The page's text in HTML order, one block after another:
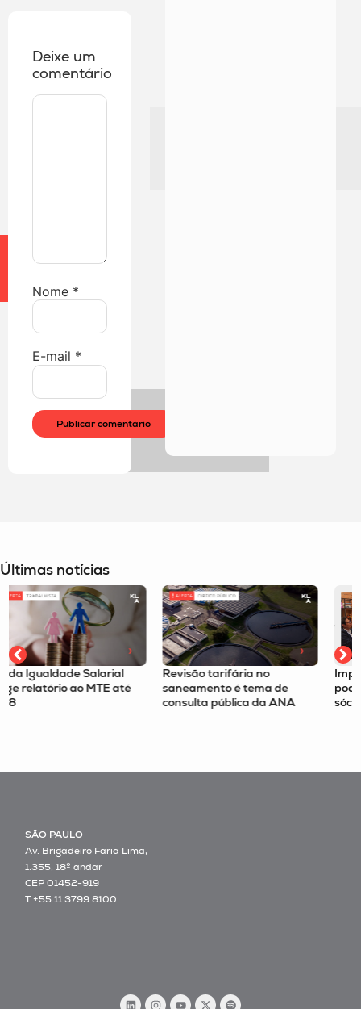
Deixe um
comentário
Nome *
E-mail *
Últimas notícias
Revisão tarifária no
saneamento é tema de
Imposto Seletivo é tema no
podcast Tax Route com o
sócio Felipe Omori
SÃO PAULO
Av. Brigadeiro Faria Lima,
1.355, 18º andar
CEP 01452-919
T +55 11 3799 8100